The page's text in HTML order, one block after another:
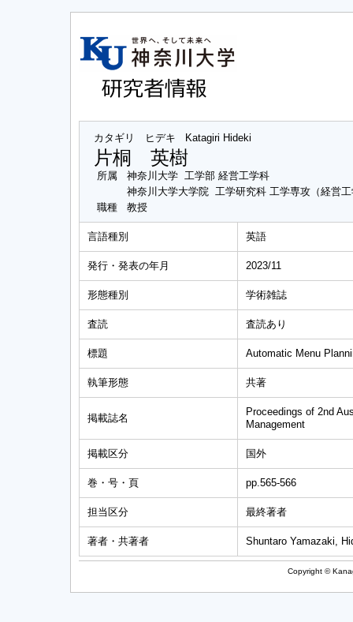
カタギリ ヒデキ Katagiri Hideki
片桐 英樹
所属
神奈川大学 工学部 経営工学科
神奈川大学大学院 工学研究科 工学専攻（経営
職種
教授
言語種別 英語
発行・発表の年月 2023/11
形態種別 学術雑誌
査読 査読あり
標題 Automatic Menu
執筆形態 共著
掲載誌名
Proceedings of 2nd
Management
掲載区分 国外
巻・号・頁 pp.565-566
担当区分 最終著者
著者・共著者 Shuntaro Yamazaki,
Copyright ©